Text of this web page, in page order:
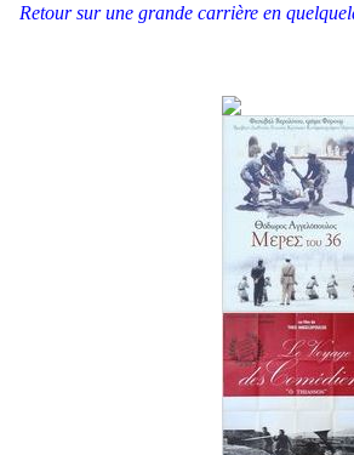
Retour sur une grande carrière en